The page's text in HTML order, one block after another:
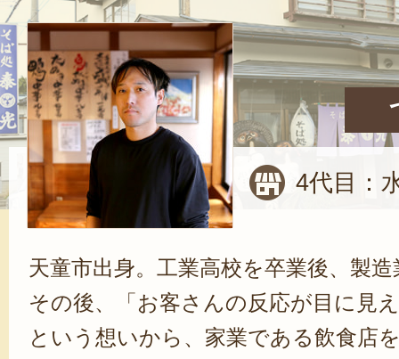
4代目：
天童市出身。工業高校を卒業後、製
その後、「お客さんの反応が目に見
という想いから、家業である飲食店